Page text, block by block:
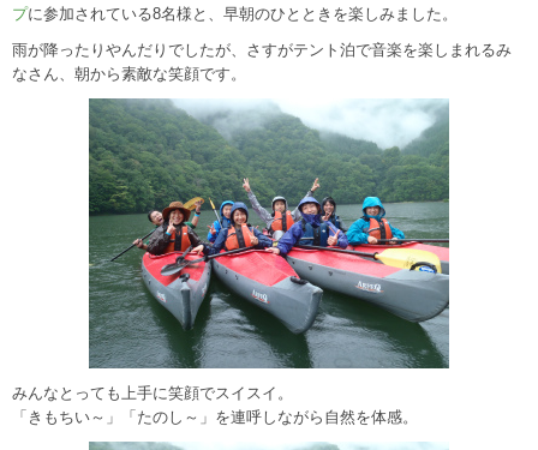
プに参加されている8名様と、早朝のひとときを楽しみました。
雨が降ったりやんだりでしたが、さすがテント泊で音楽を楽しまれるみ
なさん、朝から素敵な笑顔です。
みんなとっても上手に笑顔でスイスイ。
「きもちい～」「たのし～」を連呼しながら自然を体感。